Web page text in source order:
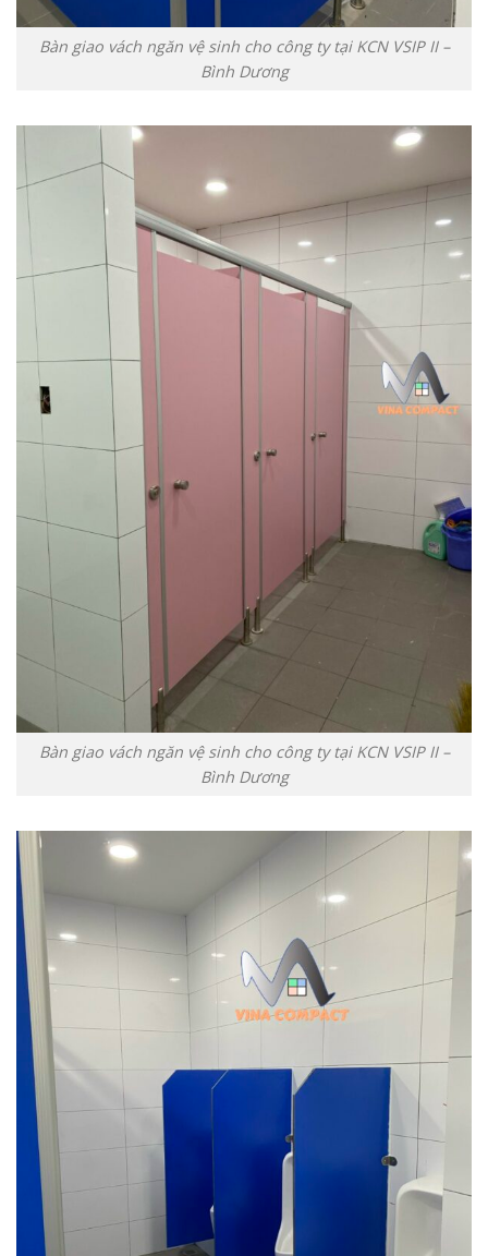
Bàn giao vách ngăn vệ sinh cho công ty tại KCN VSIP II –
Bình Dương
Bàn giao vách ngăn vệ sinh cho công ty tại KCN VSIP II –
Bình Dương